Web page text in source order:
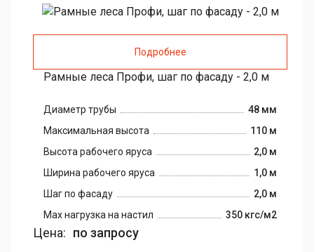
Подробнее
Рамные леса Профи, шаг по фасаду - 2,0 м
Диаметр трубы
48 мм
Максимальная высота
110 м
Высота рабочего яруса
2,0 м
Ширина рабочего яруса
1,0 м
Шаг по фасаду
2,0 м
Max нагрузка на настил
350 кгс/м2
Цена: по запросу